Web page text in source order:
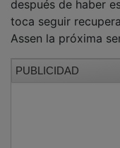
toca seguir
Assen la próxima